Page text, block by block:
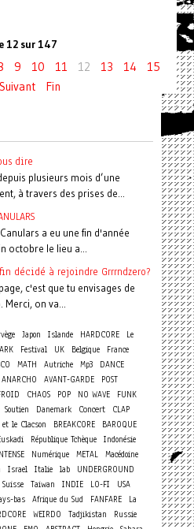
12 sur 147
9 10 11 12 13 14
15
Suivant Fin
dire
plusieurs mois d’une
à travers des prises de...
a eu une fin d'année
octobre le lieu a...
décidé à rejoindre Grrrndzero?
c'est que tu envisages de
on va...
Japon Islande HARDCORE
Le
Festival UK Belgique
France
MATH Autriche Mp3
DANCE
ANARCHO AVANT-GARDE
POST
CHAOS POP NO WAVE
FUNK
Soutien Danemark Concert
CLAP
le Clacson BREAKCORE
BAROQUE
République Tchèque Indonésie
Numérique METAL Macédoine
Israel Italie lab
UNDERGROUND
Suisse Taiwan INDIE LO-FI
USA
bas Afrique du Sud FANFARE
La
WEIRDO Tadjikistan
Russie